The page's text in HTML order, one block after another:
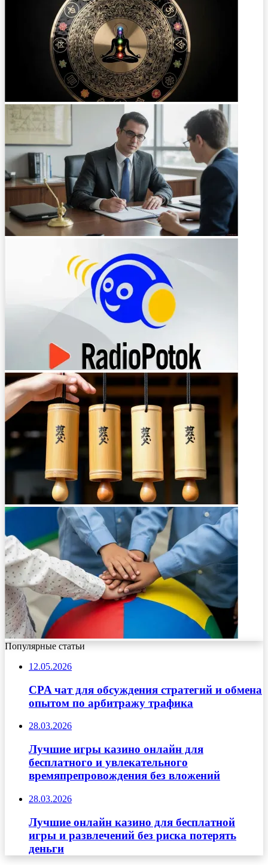
Популярные статьи
12.05.2026
CPA чат для обсуждения стратегий и обмена
опытом по арбитражу трафика
28.03.2026
Лучшие игры казино онлайн для
бесплатного и увлекательного
времяпрепровождения без вложений
28.03.2026
Лучшие онлайн казино для бесплатной
игры и развлечений без риска потерять
деньги